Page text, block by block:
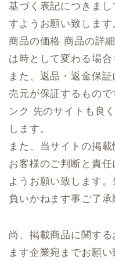
基づく表記につきま
すようお願い致します
商品の価格 商品の詳
は時として変わる場合
また、返品・返金保
売元が保証するもの
ンク 先のサイトも良
します。
また、当サイトの掲
お客様のご判断と責
ようお願い致します
負いかねます事ご了承
尚、掲載商品に関す
ます企業宛までお願